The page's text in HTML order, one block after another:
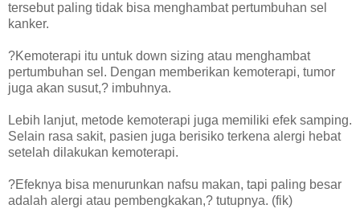
tersebut paling tidak bisa menghambat pertumbuhan sel
kanker.
?Kemoterapi itu untuk down sizing atau menghambat
pertumbuhan sel. Dengan memberikan kemoterapi, tumor
juga akan susut,? imbuhnya.
Lebih lanjut, metode kemoterapi juga memiliki efek samping.
Selain rasa sakit, pasien juga berisiko terkena alergi hebat
setelah dilakukan kemoterapi.
?Efeknya bisa menurunkan nafsu makan, tapi paling besar
adalah alergi atau pembengkakan,? tutupnya. (fik)